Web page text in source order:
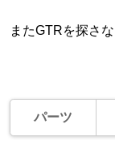
またGTRを探さ
パーツ